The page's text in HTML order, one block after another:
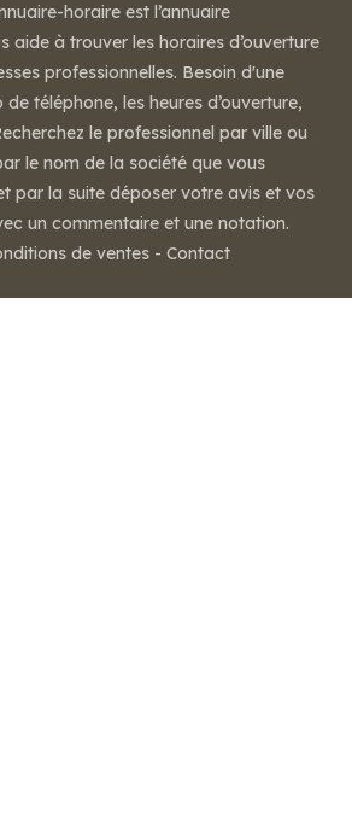
horaire est l’annuaire
aide à trouver les horaires d’ouverture
professionnelles. Besoin d'une
téléphone, les heures d’ouverture,
le professionnel par ville ou
le nom de la société que vous
par la suite déposer votre avis et vos
un commentaire et une notation.
de ventes - Contact